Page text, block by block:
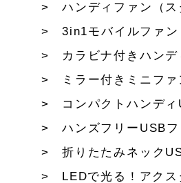
ハンディファン（ス
3in1モバイルファン
カラビナ付きハンデ
ミラー付きミニファ
コンパクトハンデ
ハンズフリーUSB
折りたたみネック
LEDで光る！アク